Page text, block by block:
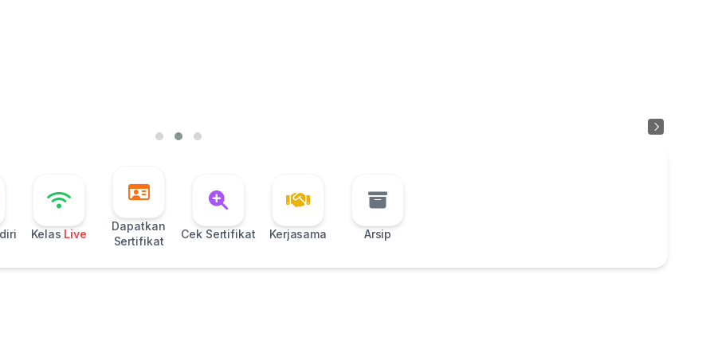
›
Kelas Live
Dapatkan
Sertifikat
Cek Sertifikat Kerjasama Arsip